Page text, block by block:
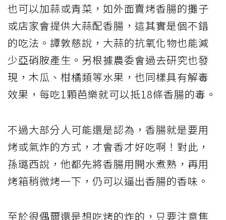
也可以加蒜或青菜，如外面賣烤香腸的攤子
或店家會提供大蒜配香腸，這其實是個不錯
的吃法。譚敦慈說，大蒜的抗氧化物也能減
少亞硝胺產生。另根據農委會過去研究也發
現，木瓜、柑橘類等水果，也同樣具有解毒
效果，每吃1顆芭樂就可以抵18條香腸的毒。
不過大部分人可能還是認為，香腸就是要用
烤或氣炸的方式，才會香才好吃啊！對此，
孫璐西說，他都先將香腸用開水煮熟，再用
烤箱稍微烤一下，仍可以逼出香腸的香味。
至於很偶爾還是想吃烤的炸的，只要注意焦